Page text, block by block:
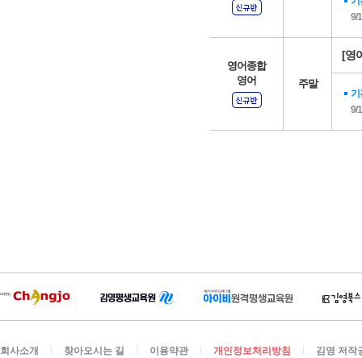
9/
영어종합
영어
주말
[영
기
9/
회사소개 찾아오시는 길 이용약관 개인정보처리방침 김영 저작